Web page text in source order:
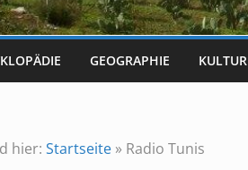
GEOGRAPHIE KULTUR
hier: Startseite » Radio Tunis